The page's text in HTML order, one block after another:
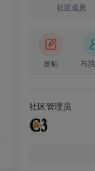
社区成员
发帖 与
社区管理员